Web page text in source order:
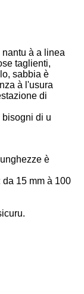
nantu à a linea
taglienti,
sabbia è
à l'usura
di
di u
è
15 mm à 100